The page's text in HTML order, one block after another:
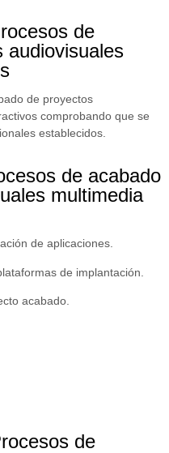
de
audiovisuales
de proyectos
comprobando que se
establecidos.
de acabado
multimedia
de aplicaciones.
de implantación.
acabado.
de